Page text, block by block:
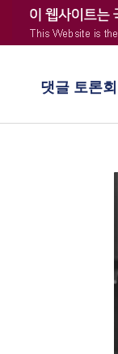
댓글 토론회